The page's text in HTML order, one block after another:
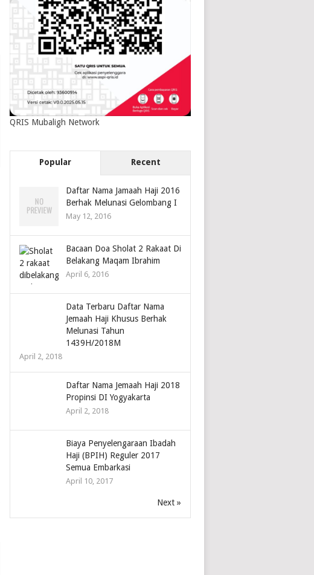
QRIS Mubaligh Network
Popular Recent
Daftar Nama Jamaah Haji 2016
Berhak Melunasi Gelombang I
May 12, 2016
Bacaan Doa Sholat 2 Rakaat Di
Belakang Maqam Ibrahim
April 6, 2016
Data Terbaru Daftar Nama
Jemaah Haji Khusus Berhak
Melunasi Tahun
1439H/2018M
April 2, 2018
Daftar Nama Jemaah Haji 2018
Propinsi DI Yogyakarta
April 2, 2018
Biaya Penyelengaraan Ibadah
Haji (BPIH) Reguler 2017
Semua Embarkasi
April 10, 2017
Next »